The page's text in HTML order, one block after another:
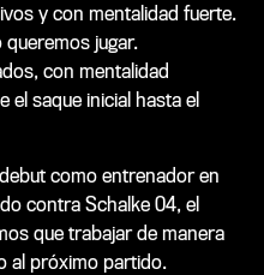
y con mentalidad fuerte.
queremos jugar.
con mentalidad
el saque inicial hasta el
como entrenador en
contra Schalke 04, el
que trabajar de manera
al próximo partido.